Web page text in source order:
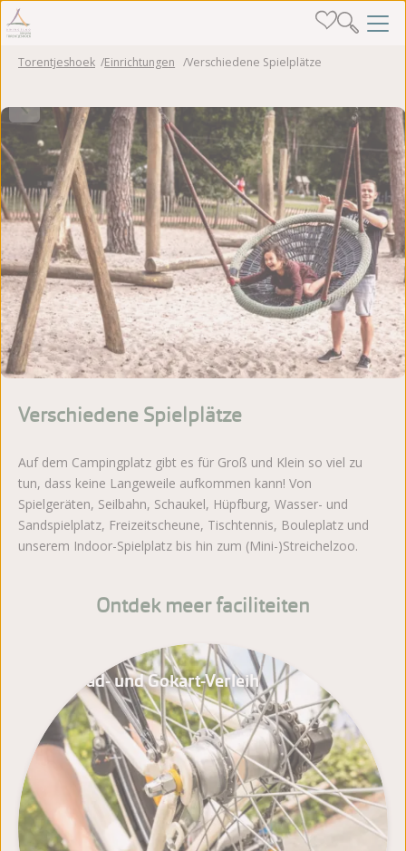
Torentjeshoek Einrichtungen Verschiedene Spielplätze
Verschiedene Spielplätze
Auf dem Campingplatz gibt es für Groß und Klein so viel zu
tun, dass keine Langeweile aufkommen kann! Von
Spielgeräten, Seilbahn, Schaukel, Hüpfburg, Wasser- und
Sandspielplatz, Freizeitscheune, Tischtennis, Bouleplatz und
unserem Indoor-Spielplatz bis hin zum (Mini-)Streichelzoo.
Ontdek meer faciliteiten
Fahrrad- und Gokart-Verleih